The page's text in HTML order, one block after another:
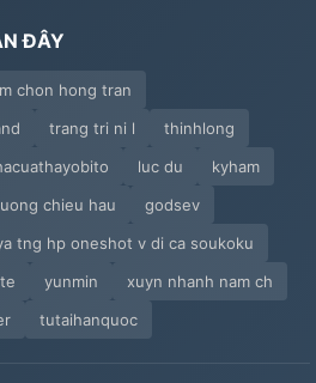
ĐÂY
chon hong tran
trang tri ni l
thinhlong
luc du
kyham
chieu hau
godsev
tng hp oneshot v di ca soukoku
yunmin
xuyn nhanh nam ch
tutaihanquoc